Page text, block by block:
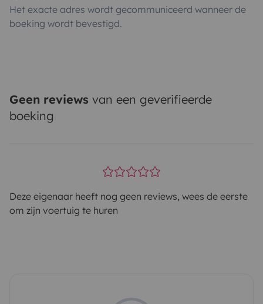
Het exacte adres wordt gecommuniceerd wanneer de
boeking wordt bevestigd.
Geen reviews van een geverifieerde
boeking
Deze eigenaar heeft nog geen reviews, wees de eerste
om zijn voertuig te huren